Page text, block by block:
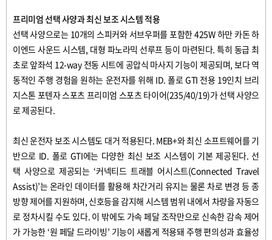
프리미엄선택사양과최신보조시스템 적용
선택사양으로는 10개의 스피커와 서브우퍼를 포함한425W하만 카돈하
이엔드사운드 시스템, 대형 파노라믹 선루프등이 마련된다. 특히 동급최
초로앞좌석 12-way 전동 시트에 공압식 마사지 기능이 제공되며, 보다역
동적인 주행 경험을 원하는 운전자를 위해 ID. 폴로GTI 전용 19인치 브리
지스톤 포텐자스포츠프리미엄 스포츠타이어(235/40/19)가선택사양으
로제공된다.
최신 운전자보조시스템도 대거 적용된다. MEB+와최신 소프트웨어를 기
반으로 ID. 폴로 GTI에는 다양한 최신 보조 시스템이 기본 제공된다. 선
택 사양으로 제공되는 ‘커넥티드 트래블 어시스트(Connected Travel
Assist)’는 온라인 데이터를 활용해 차간거리 유지는 물론차로 변경 등 종
방향제어를 지원하며, 신호등을감지해 시스템 범위 내에서 차량을자동으
로 정차시킬 수도 있다. 이 밖에도 가속페달조작만으로 신속한감속제어
가 가능한 ‘원 페달드라이빙’ 기능이 새롭게 적용돼 주행편의성과효율성